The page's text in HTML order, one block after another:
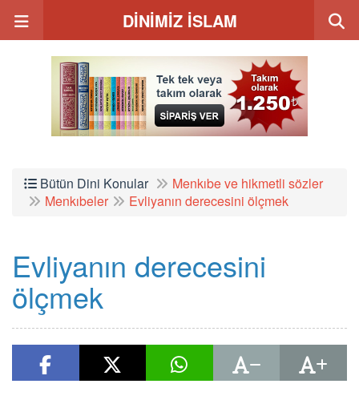
DİNİMİZ İSLAM
Bütün Dini Konular
Menkıbe ve hikmetli sözler
Menkıbeler
Evliyanın derecesini ölçmek
Evliyanın derecesini
ölçmek